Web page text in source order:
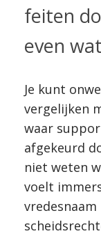
feiten
even
Je kunt
vergelijken
waar
afgekeurd
niet weten
voelt